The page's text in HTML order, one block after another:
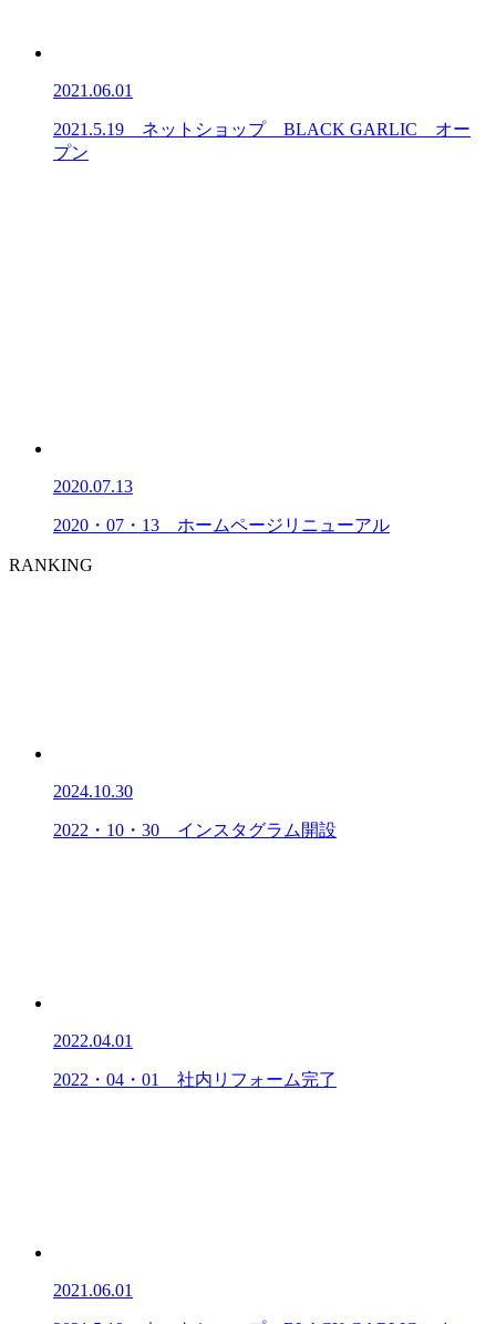
2021.06.01
2021.5.19 ネットショップ BLACK GARLIC オー
プン
2020.07.13
2020・07・13 ホームページリニューアル
RANKING
2024.10.30
2022・10・30 インスタグラム開設
2022.04.01
2022・04・01 社内リフォーム完了
2021.06.01